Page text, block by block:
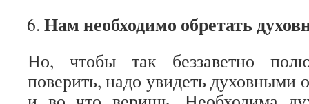
Нам необходимо обретать
Но, чтобы так беззаветно
поверить, надо увидеть духовными